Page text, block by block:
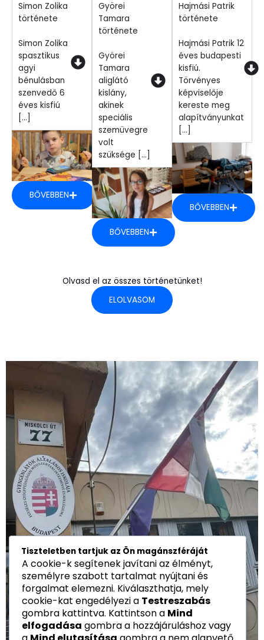
Simon Zolika
története
Simon Zolika
spasztikus
agyi
bénulásban
szenvedő 6
éves kisfiú
[...]
BŐVEBBEN
Györei
Tamara
története
Györei
Tamara
aliglátó
kislány,
akinek
speciális
szemüvegre
volt
szüksége [...]
BŐVEBBEN
Hajmási Patrik
története
Hajmási Patrik 12
éves budapesti
kisfiú.
Törvényes
képviselője
kereste meg
alapítványunkat
[...]
BŐVEBBEN
Olvasd el az összes történetünket!
ELOLVASOM
Tiszteletben tartjuk az Ön magánszféráját
A cookie-k segítenek javítani az élményt,
személyre szabott tartalmat nyújtani és
forgalmat elemezni. Kiválaszthatja, mely
cookie-kat engedélyezi a Testreszabás
gombra kattintva. Kattintson a Mind
elfogadása gombra a hozzájáruláshoz vagy